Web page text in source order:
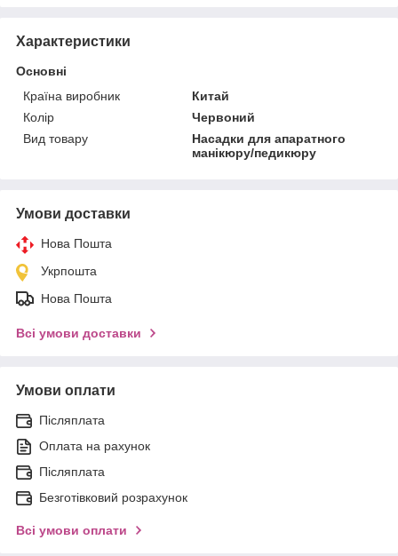
Характеристики
Основні
Країна виробник
Китай
Колір
Червоний
Вид товару
Насадки для апаратного
манікюру/педикюру
Умови доставки
Нова Пошта
Укрпошта
Нова Пошта
Всі умови доставки
Умови оплати
Післяплата
Оплата на рахунок
Післяплата
Безготівковий розрахунок
Всі умови оплати